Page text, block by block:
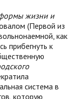
формы жизни и
(Первой из
как
прибегнуть к
система в
которую